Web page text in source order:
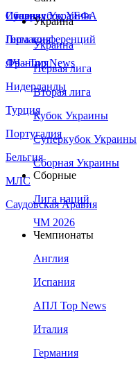
Сборная Украины
Италия
Германия
Франция
Нидерланды
Турция
Португалия
Бельгия
МЛС
Саудовская Аравия
Суперкубок УЕФА
Лига конференций
ЛЧ - Top News
Украина
Украина
Первая лига
Вторая лига
Кубок Украины
Суперкубок Украины
Сборная Украины
Сборные
Лига наций
ЧМ 2026
Чемпионаты
Англия
Испания
АПЛ Top News
Италия
Германия